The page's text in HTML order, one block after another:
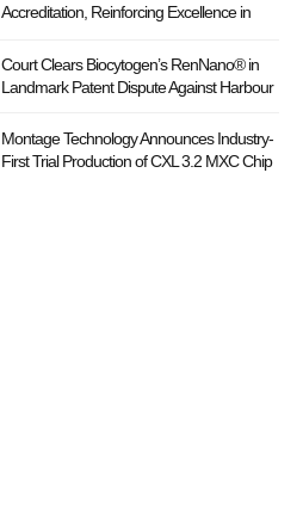
Accreditation, Reinforcing Excellence in
Discovery
Court Clears Biocytogen’s RenNano® in
Landmark Patent Dispute Against Harbour
Montage Technology Announces Industry-
First Trial Production of CXL 3.2 MXC Chip